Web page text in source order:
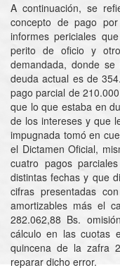
A continuación, se
concepto de pago
informes periciales
perito de oficio y
demandada, donde
deuda actual es de
pago parcial de
que lo que estaba en
de los intereses y que
impugnada tomó en
el Dictamen Oficial,
cuatro pagos
distintas fechas y que
cifras presentadas
amortizables más el
282.062,88 Bs.
cálculo en las cuotas
quincena de la zafra
reparar dicho error.